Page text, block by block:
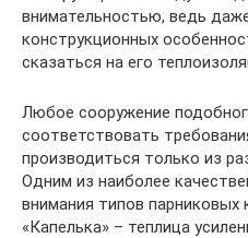
внимательностью, ведь
конструкционных
сказаться на его
Любое сооружение
соответствовать
производиться только из
Одним из наиболее
внимания типов парниковых
«Капелька» – теплица